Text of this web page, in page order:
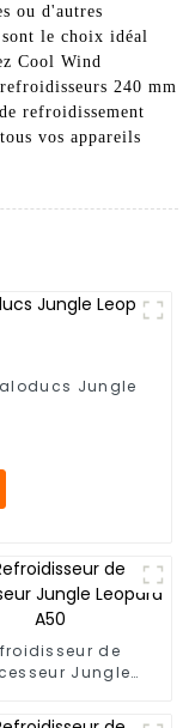
ou d'autres
le choix idéal
Cool Wind
240 mm
refroidissement
vos appareils
Jungle
de
Jungle